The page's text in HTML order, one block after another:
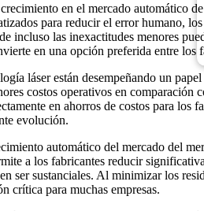
en el mercado automático
para reducir el error humano,
incluso las inexactitudes menores
en una opción preferida entre los
láser están desempeñando un
costos operativos en comparación
en ahorros de costos para los
evolución.
automático del mercado del
a los fabricantes reducir
ser sustanciales. Al minimizar los
crítica para muchas empresas.